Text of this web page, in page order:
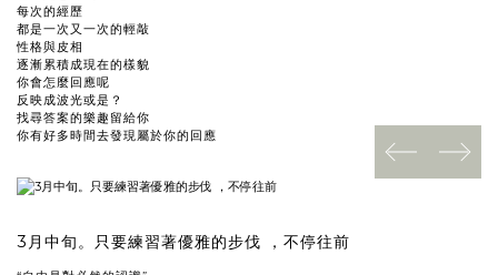
每次的經歷
都是一次又一次的輕敲
性格與皮相
逐漸累積成現在的樣貌
你會怎麼回應呢
反映成波光或是？
找尋答案的樂趣留給你
你有好多時間去發現屬於你的回應
prev next
3月中旬。只要練習著優雅的步伐 ，不停往前